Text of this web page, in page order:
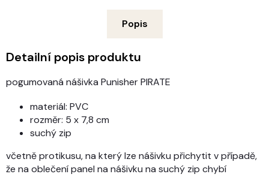
Popis
Detailní popis produktu
pogumovaná nášivka Punisher PIRATE
materiál: PVC
rozměr: 5 x 7,8 cm
suchý zip
včetně protikusu, na který lze nášivku přichytit v případě,
že na oblečení panel na nášivku na suchý zip chybí